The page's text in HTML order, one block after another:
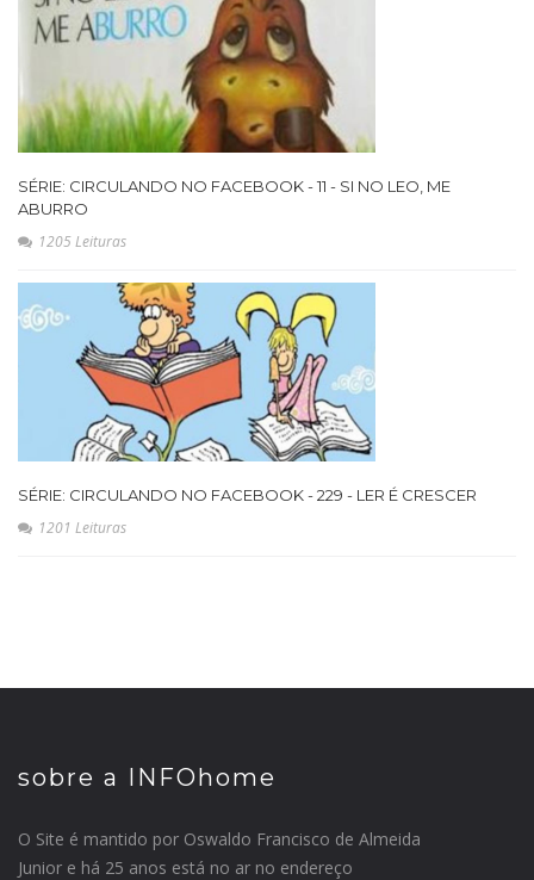
SÉRIE: CIRCULANDO NO FACEBOOK - 11 - SI NO LEO, ME
ABURRO
1205 Leituras
SÉRIE: CIRCULANDO NO FACEBOOK - 229 - LER É CRESCER
1201 Leituras
sobre a INFOhome
O Site é mantido por Oswaldo Francisco de Almeida
Junior e há 25 anos está no ar no endereço